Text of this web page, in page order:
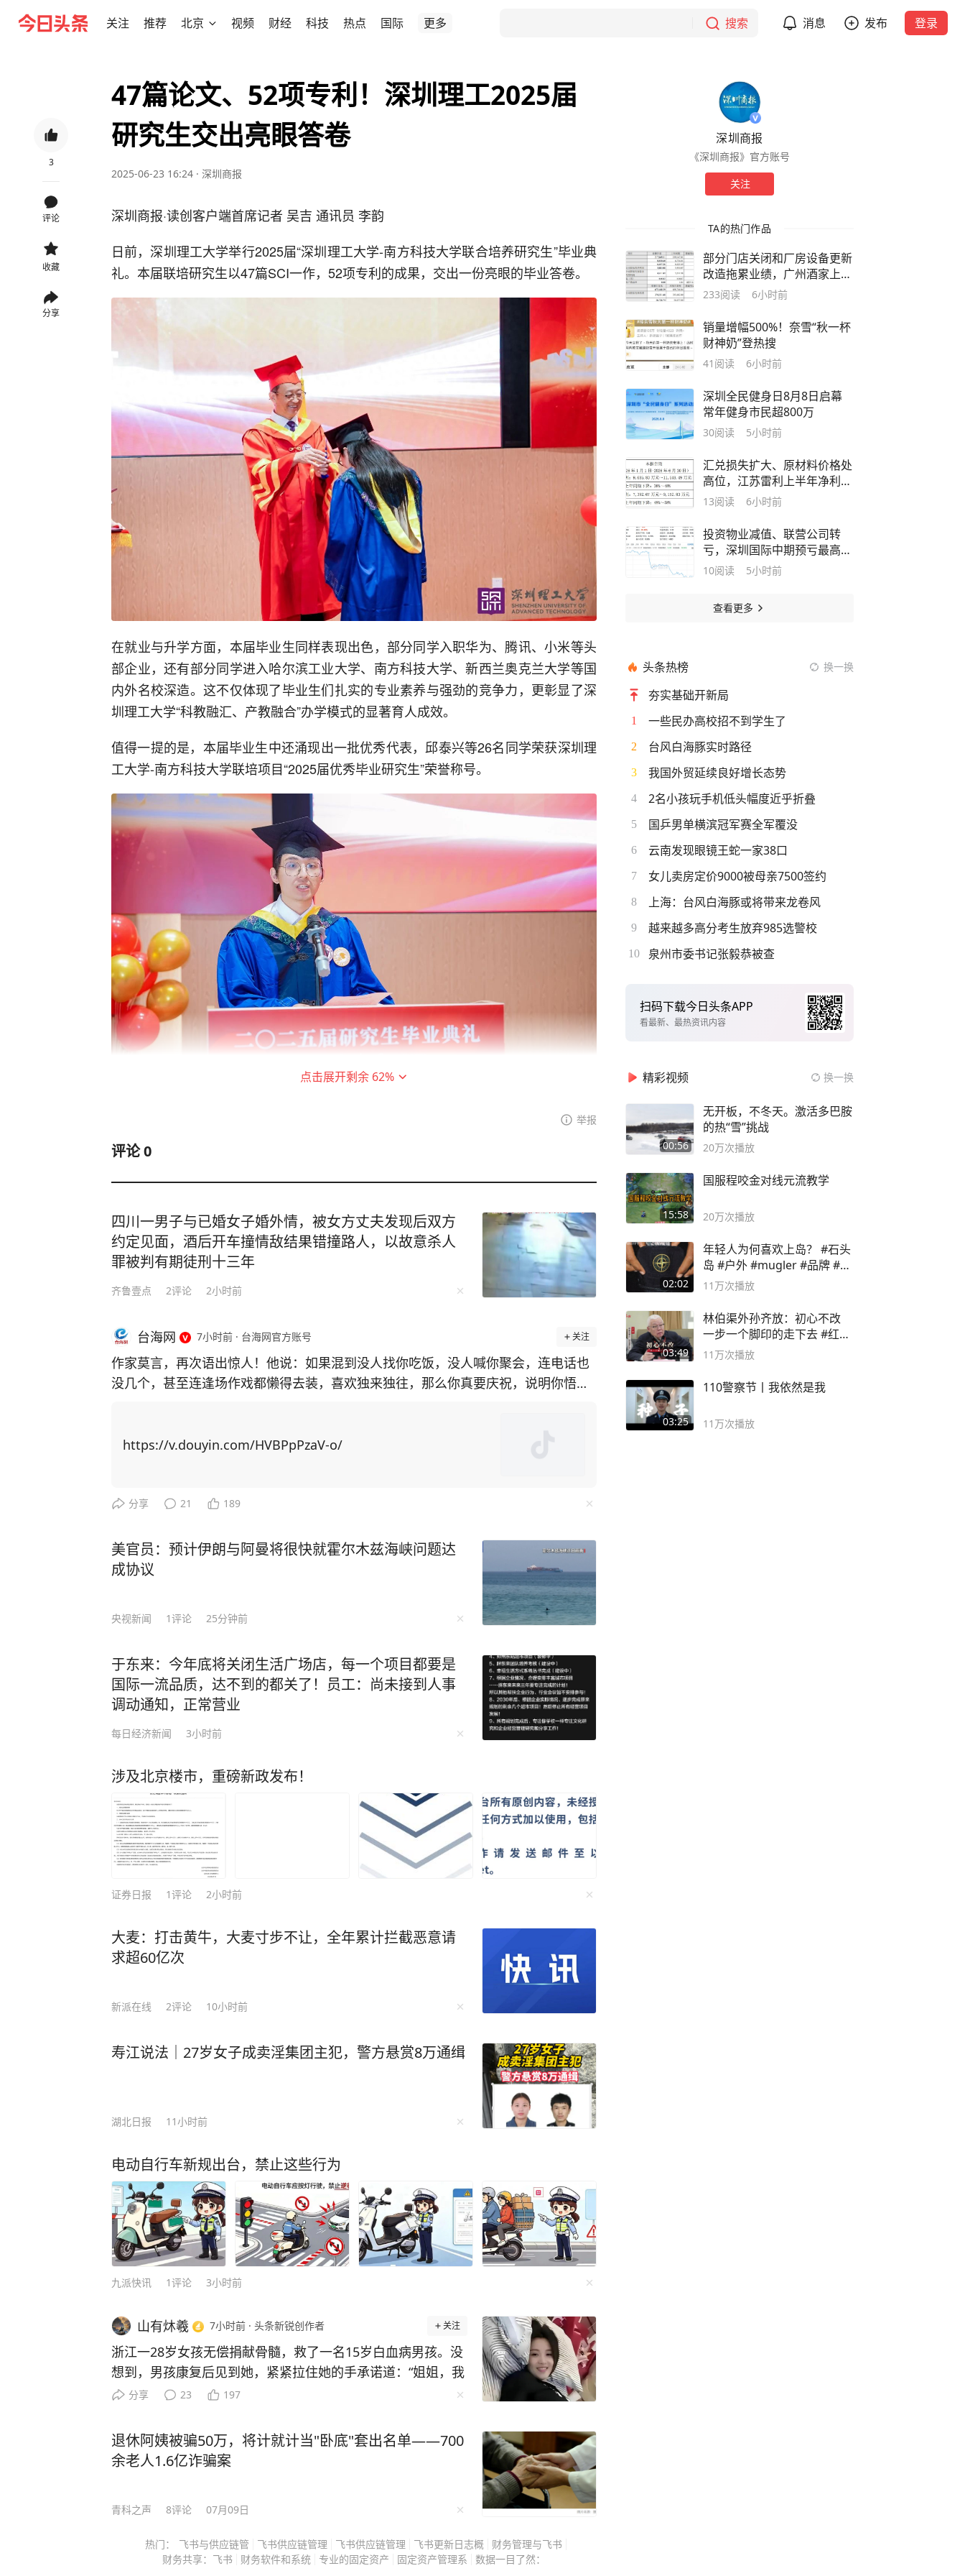
关注 推荐 北京 视频 财经 科技 热点 国际 更多 搜索 消息 发布 登录
3
评论
收藏
分享
47篇论文、52项专利！深圳理工2025届
研究生交出亮眼答卷
2025-06-23 16:24 · 深圳商报
深圳商报·读创客户端首席记者 吴吉 通讯员 李韵
日前，深圳理工大学举行2025届“深圳理工大学-南方科技大学联合培养研究生”毕业典
礼。本届联培研究生以47篇SCI一作，52项专利的成果，交出一份亮眼的毕业答卷。
在就业与升学方面，本届毕业生同样表现出色，部分同学入职华为、腾讯、小米等头
部企业，还有部分同学进入哈尔滨工业大学、南方科技大学、新西兰奥克兰大学等国
内外名校深造。这不仅体现了毕业生们扎实的专业素养与强劲的竞争力，更彰显了深
圳理工大学“科教融汇、产教融合”办学模式的显著育人成效。
值得一提的是，本届毕业生中还涌现出一批优秀代表，邱泰兴等26名同学荣获深圳理
工大学-南方科技大学联培项目“2025届优秀毕业研究生”荣誉称号。
“三年前，我被深圳理工学科交叉的氛围所吸引，怀揣医学和人工智能交叉的研究梦想
来到这里。”即将继续在深圳理工大学-南京大学联合培养博士生项目中深造的毕业生
代表邱泰兴说。作为深圳理工发展的“同期生”，邱泰兴见证了主校区教学、科研、生
仅是学校发展的见证者，更是它成长的参与者，这片校园因我们的到来而充满活力，
也因我们的努力而愈发美好。”
深圳理工大学依托中国科学院深圳先进技术研究院优质丰厚的科教产教资源建设，拥
建设立项单位，拥有国内外顶尖高校与头部科研机构的多渠道升学途径，与中国科学
设了特色工程硕士班，与南京大学、北京航空航天大学、南开大学、中山大学、复旦
大学等高校开展了联合培养博士生项目。
业生占比超20%，2025年新增联培硕士生420个，新增联培博士生134个。
毕业典礼前，深圳理工大学党委书记朱迪俭给毕业生们上了最后一堂思政课。他以
《人生规划五要》为主题，围绕“志向（Ambition）、努力（Strive）、知识
（Knowledge）、心境（Mood）、环境（Environment）”五个维度的“ASK ME”展开
讲述，指出志向是人生航向的灯塔，努力是幸福的源泉，知识水平与迭代速度决定成
长的重要支撑。
朱迪俭寄语毕业生：“人生旅途要不断追问自己的内心，要以‘ASK ME’为坐标，规划好
“本届毕业生不仅是科研的探索者，更是深圳理工书院模式的共同建设者。”深圳理工
大学校长樊建平说，2025届毕业生以硕士生身份深度参与书院建设，组织“跨学科读书
会”、策划“学术交流下午茶”、带领本科生开展“科创启蒙活动”等，为深圳理工以“三院
起优秀榜样，为学校的建设发展贡献出先锋力量。“我代表学校向各位建设者表示衷心
感谢。”
同时，樊建平还对即将踏上新征程的毕业生们提出“要心怀大爱，做时代的担当者；要
乐于求知，做真理的追寻者；要保持热忱，做幸福的创造者”的期望，“在未来的征途
中，你们要进一步增强勇气，敢于探索选择，始终善于学习，践行好‘两种精神’：既要
传承老一辈科学家‘板凳甘坐十年冷’的钻研精神，在科技前沿勇攀高峰；也要发扬特区
点击展开剩余 62%
举报
评论0
四川一男子与已婚女子婚外情，被女方丈夫发现后双方
约定见面，酒后开车撞情敌结果错撞路人，以故意杀人
罪被判有期徒刑十三年
齐鲁壹点 2评论 2小时前
台海网 7小时前 · 台海网官方账号 关注
作家莫言，再次语出惊人！他说：如果混到没人找你吃饭，没人喊你聚会，连电话也
没几个，甚至连逢场作戏都懒得去装，喜欢独来独往，那么你真要庆祝，说明你悟透
友全都找上门。有的人进门后，一张口就是求他办事，所求之事还特别令人为难，不
中的不快，迎客进门。但管的闲事多了，操的闲心多了，“委屈自己”的次数也就多
受。 经历了这些，年过半百的莫言对人生感悟更深，沉淀多年写下了《晚熟的人》一
书，书中一口气写了12个故事，每一个故事都是世间百态的缩影，细细品读绝对受益
声与消息提示音此起彼伏，似乎只有这样的热闹，才能证明自己在世界上的存在价
值。 然而，莫言却提出了一种截然不同的观点：“如果你混到没人找你吃饭，没人喊
这句话时只当是戏言，细品才知其中藏着生命的大智慧——“当热闹如潮水般退去，露
出的或许不是荒芜的滩涂，而是可以扎根的土地。” 真正的独处从来不是孤僻的遁
世，而是灵魂的向内生长。 一个人的成长，可能就是在某一个普通的日子里，独自坐
在小院，开始认真地倾听自己内心的声音。学会孤独，不要追求表面的繁忙。 是的，
越来越感觉到，当你强迫自己去参加一个并不喜欢的聚会，而自己却显得格格不入，
全程都没有说上几句话，而把自己一晚上的时间白白浪费，这是毫无意义的。 当你沉
寂下来，不再被饭局、人情所绑架，才能腾空来，好好读一本好书，打磨一项技能，
亦或是学习一项特长，陶冶性情，修炼内心。 有一天你会发现，你的圈子小而精，没
有了喧嚣，却多了“质量”，你的生活中少了凑数的人，却多了“重量”。 平庸的人用热
闹填补空虚，优秀的人以独处成就自我。人生路漫漫，如果你不再为人际关系烦恼，
把时间都用来专注于自身的修行，便可守住长久的心安。 就像在电视剧士兵突击中的
许三多，一个人独守军营半年，一个人扛起一个连，他渐渐在独处中明白，把每一件
造了优良的品格。最终被成为了最好的自己，成为了尖子中的佼佼者。 觉醒后的我
们，会更加明确自己的人生目标和追求。不再被外界的声音所左右，不再为了迎合他
人而活，而是勇敢地追随自己内心的声音。 就像莫言，在面对外界对他写作风格的质
疑和批评时，他没有随波逐流，而是坚持用自己独特的笔触描绘着高密东北乡的故
事，最终凭借着自己的坚持和努力，获得了诺贝尔文学奖，让世界听到了中国文学的
便能明白，为何一个人独处，便是人生的最高境界。 不过，莫言在内容在人性思考上
是有价值的，他的智慧靠一篇文章是说不完的，感兴趣的朋友不妨自己去翻阅《晚熟
的人》，莫言将自己大半辈子的人生智慧与阅历全然写在了书中，毫不吝啬地跟我们
和各种社会现象都融入其中，向我们传达了这样一个观点：这个世界没有灰色地带，
莫言将自己多年来遭受质疑的心态和遭遇也融入了作品每一个故事都是世间百态的缩
影，还是用他擅长的写法，让每一个阅读的人都能从中找到自身的影子，找到最初的
自己。 与莫言之前的作品相比，《晚熟的人》更加贴近现代人的状态，拉近了读者和
作者之间的距离，引发了读者的情感共鸣。 就连诺贝尔文学奖评委马悦然都说：“莫
言是一个会讲故事的人。”但是一个会讲故事的人并不一定会的诺贝尔奖，当莫言用魔
幻现实的手法，丰富的想象力和大胆地对人性的探索来讲故事后，他就成为了世界级
作家。 莫言的文字犹如一壶好茶，一杯咖啡，需要你放下尘世的俗世，在一个静谧的
而且，这本好书现在价格也不高，只需花费不到一顿饭的钱，就能够获得诺贝尔奖获
得者的人生智慧，从而更好地解决生活和工作中的各种难题，少走弯路。 再说了，阅
读是一种有价值的投资，能够让你终身受益，让你豁然开朗，为什么不来试一试呢？
（免责：本文不代表台海网观点） 感兴趣的朋友，可以点击下方链接购买正版书籍↓
https://v.douyin.com/HVBPpPzaV-o/
分享 21 189
美官员：预计伊朗与阿曼将很快就霍尔木兹海峡问题达
成协议
央视新闻 1评论 25分钟前
于东来：今年底将关闭生活广场店，每一个项目都要是
国际一流品质，达不到的都关了！员工：尚未接到人事
调动通知，正常营业
每日经济新闻 3小时前
涉及北京楼市，重磅新政发布！
证券日报 1评论 2小时前
大麦：打击黄牛，大麦寸步不让，全年累计拦截恶意请
求超60亿次
新派在线 2评论 10小时前
寿江说法｜27岁女子成卖淫集团主犯，警方悬赏8万通缉
湖北日报 11小时前
电动自行车新规出台，禁止这些行为
九派快讯 1评论 3小时前
山有炑羲 7小时前 · 头条新锐创作者 关注
浙江一28岁女孩无偿捐献骨髓，救了一名15岁白血病男孩。没
想到，男孩康复后见到她，紧紧拉住她的手承诺道：“姐姐，我
长大后一定要保护你！” 浙江杭州富阳有个姑娘，28岁那年突
的一份血样，与一名15岁白血病男孩配型成功了。 姑娘叫许艾
菲，1989年出生，2009年，她在一次无偿献血时了解到造血干
细胞捐献，顺手留下血样加入中华骨髓库。 那时候她并没想
望。 2017年5月2日，浙江省造血干细胞捐献者资料库管理中
抗争。 许艾菲只考虑了一天，就告诉父母：自己愿意捐，她后
分享 23 197
退休阿姨被骗50万，将计就计当"卧底"套出名单——700
余老人1.6亿诈骗案
青科之声 8评论 07月09日
热门： 飞书与供应链管 飞书供应链管理 飞书供应链管理 飞书更新日志概
财务管理与飞书
财务共享：飞书
财务软件和系统 专业的固定资产 固定资产管理系 数据一目了然：
深圳商报
《深圳商报》官方账号
关注
TA的热门作品
部分门店关闭和厂房设备更新
改造拖累业绩，广州酒家上半
年净利大跌21%！老字号陷
233阅读 6小时前
销量增幅500%！奈雪“秋一杯
财神奶”登热搜
41 阅读 6小时前
深圳全民健身日8月8日启幕
常年健身市民超800万
30阅读 5小时前
汇兑损失扩大、原材料价格处
高位，江苏雷利上半年净利最
高预降48%
13阅读 6小时前
投资物业减值、联营公司转
亏，深圳国际中期预亏最高
2.4亿港元，股价年内跌去三
10阅读 5小时前
查看更多
头条热榜 换一换
夯实基础开新局
1 一些民办高校招不到学生了
2 台风白海豚实时路径
3 我国外贸延续良好增长态势
4 2名小孩玩手机低头幅度近乎折叠
5 国乒男单横滨冠军赛全军覆没
6 云南发现眼镜王蛇一家38口
7 女儿卖房定价9000被母亲7500签约
8 上海：台风白海豚或将带来龙卷风
9 越来越多高分考生放弃985选警校
10 泉州市委书记张毅恭被查
扫码下载今日头条APP
看最新、最热资讯内容
精彩视频 换一换
00:56
无开板，不冬天。激活多巴胺
的热“雪”挑战
20万次播放
15:58
国服程咬金对线元流教学
20万次播放
02:02
年轻人为何喜欢上岛？ #石头
岛 #户外 #mugler #品牌 #足
球流氓
11万次播放
03:49
林伯渠外孙齐放：初心不改
一步一个脚印的走下去 #红船
论坛
11万次播放
03:25
110警察节丨我依然是我
11万次播放